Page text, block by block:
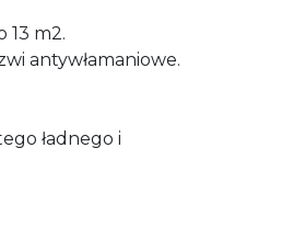
13 m2.
antywłamaniowe.
ładnego i